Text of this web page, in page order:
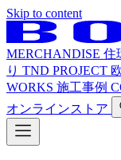
Skip to content
MERCHANDISE 住
り TND PROJECT
WORKS 施工事例
オンラインストア